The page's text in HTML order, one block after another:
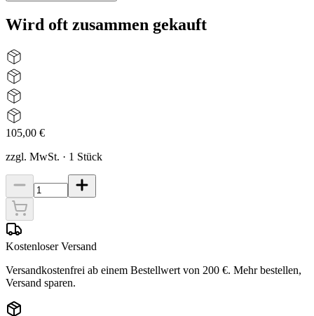
Wird oft zusammen gekauft
105,00 €
zzgl. MwSt. · 1 Stück
Kostenloser Versand
Versandkostenfrei ab einem Bestellwert von 200 €. Mehr bestellen,
Versand sparen.